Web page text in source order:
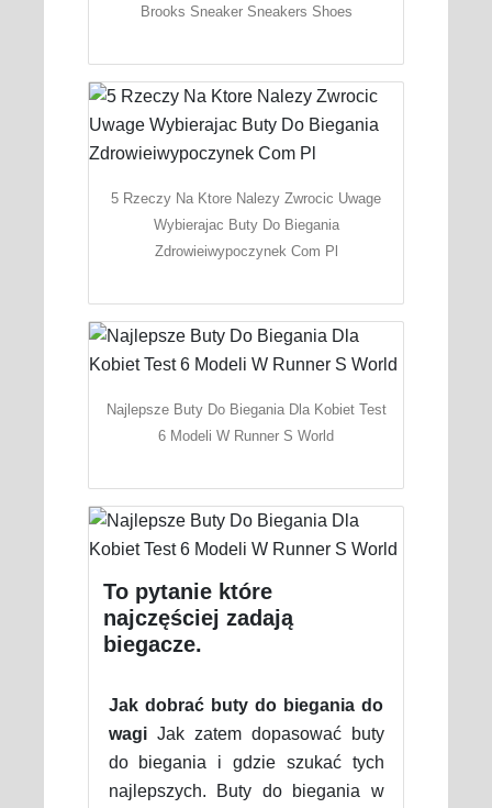
Brooks Sneaker Sneakers Shoes
5 Rzeczy Na Ktore Nalezy Zwrocic Uwage
Wybierajac Buty Do Biegania
Zdrowieiwypoczynek Com Pl
Najlepsze Buty Do Biegania Dla Kobiet Test
6 Modeli W Runner S World
To pytanie które
najczęściej zadają
biegacze.
Jak dobrać buty do biegania do
wagiJak zatem dopasować buty
do biegania i gdzie szukać tych
najlepszych. Buty do biegania w